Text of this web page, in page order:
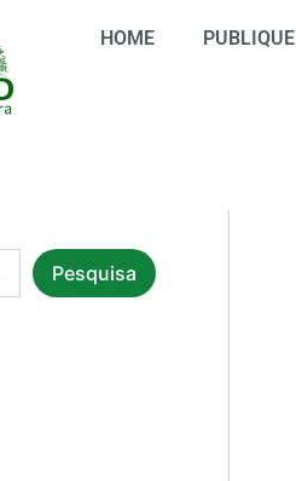
HOME PUBLIQUE
Pesquisa